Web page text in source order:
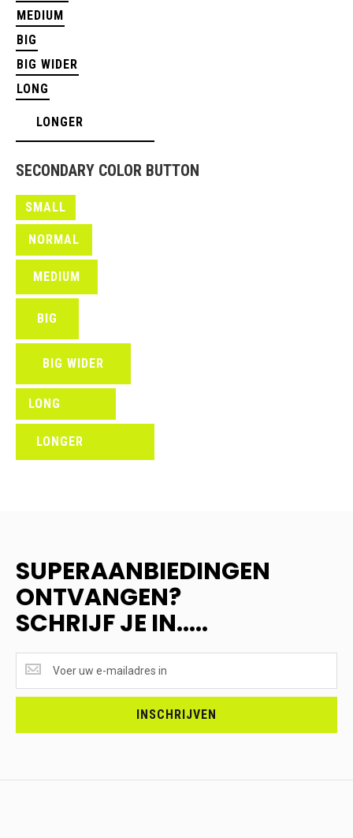
MEDIUM
BIG
BIG WIDER
LONG
LONGER
SECONDARY COLOR BUTTON
SMALL
NORMAL
MEDIUM
BIG
BIG WIDER
LONG
LONGER
SUPERAANBIEDINGEN
ONTVANGEN?
SCHRIJF JE IN.....
ONTVANGEN?
<br>SCHRIJF
INSCHRIJVEN